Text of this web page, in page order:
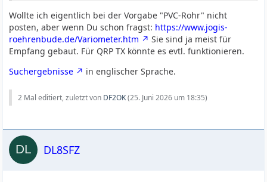
Wollte ich eigentlich bei der Vorgabe "PVC-Rohr" nicht
posten, aber wenn Du schon fragst: https://www.jogis-
roehrenbude.de/Variometer.htm
Sie sind ja meist für
Empfang gebaut. Für QRP TX könnte es evtl. funktionieren.
Suchergebnisse
in englischer Sprache.
2 Mal editiert, zuletzt von DF2OK(25. Juni 2026 um 18:35)
DL8SFZ